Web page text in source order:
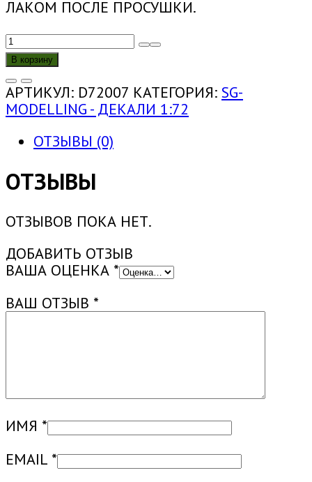
ЛАКОМ ПОСЛЕ ПРОСУШКИ.
КОЛИЧЕСТВО
ТОВАРА
D72007
1:72
НАБОР
ДЕКАЛЕЙ
ДЛЯ
РЗСО
«ГРАД»
БМ-21
ЗОНЕ
В корзину
АРТИКУЛ: D72007 КАТЕГОРИЯ: SG-
MODELLING - ДЕКАЛИ 1:72
ОТЗЫВЫ (0)
ОТЗЫВЫ
ОТЗЫВОВ ПОКА НЕТ.
ДОБАВИТЬ ОТЗЫВ
ВАША ОЦЕНКА *
ВАШ ОТЗЫВ *
ИМЯ *
EMAIL *